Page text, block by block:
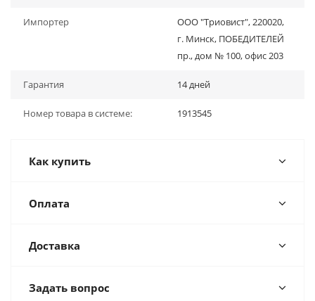
Импортер
ООО "Триовист", 220020,
г. Минск, ПОБЕДИТЕЛЕЙ
пр., дом № 100, офис 203
Гарантия 14 дней
Номер товара в системе: 1913545
Как купить
Оплата
Доставка
Задать вопрос